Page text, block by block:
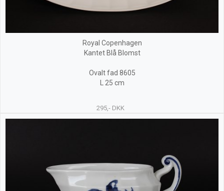
Royal Copenhagen
Kantet Blå Blomst
Ovalt fad 8605
L 25 cm
295,- DKK